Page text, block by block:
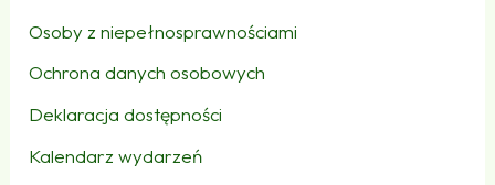
Osoby z niepełnosprawnościami
Ochrona danych osobowych
Deklaracja dostępności
Kalendarz wydarzeń